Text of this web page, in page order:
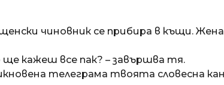
чиновник се прибира в къщи.
ще кажеш все пак? – завършва тя.
телеграма твоята словесна